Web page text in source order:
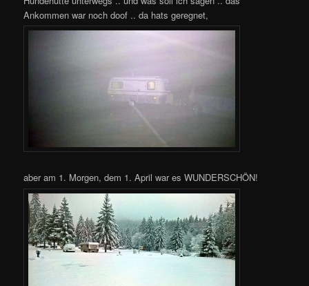
Ankommen war noch doof .. da hats geregnet,
aber am 1. Morgen, dem 1. April war es WUNDERSCHÖN!